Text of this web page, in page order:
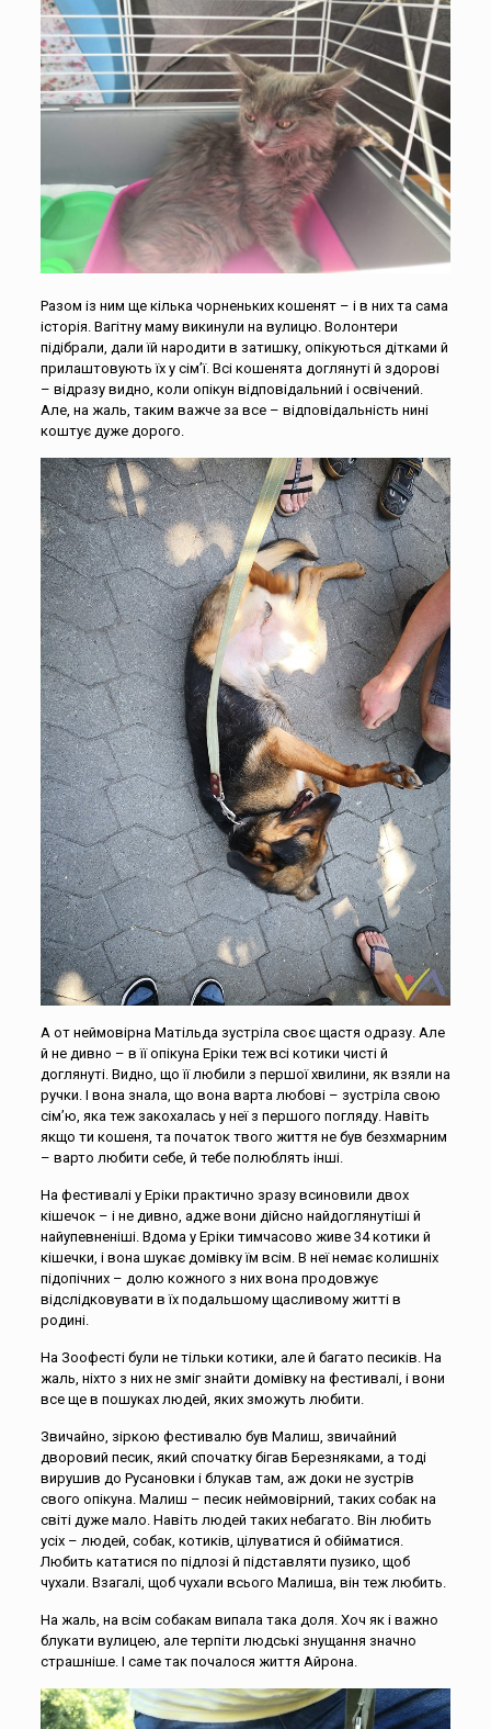
Разом із ним ще кілька чорненьких кошенят – і в них та сама
історія. Вагітну маму викинули на вулицю. Волонтери
підібрали, дали їй народити в затишку, опікуються дітками й
прилаштовують їх у сім’ї. Всі кошенята доглянуті й здорові
– відразу видно, коли опікун відповідальний і освічений.
Але, на жаль, таким важче за все – відповідальність нині
коштує дуже дорого.
А от неймовірна Матільда зустріла своє щастя одразу. Але
й не дивно – в її опікуна Еріки теж всі котики чисті й
доглянуті. Видно, що її любили з першої хвилини, як взяли на
ручки. І вона знала, що вона варта любові – зустріла свою
сім’ю, яка теж закохалась у неї з першого погляду. Навіть
якщо ти кошеня, та початок твого життя не був безхмарним
– варто любити себе, й тебе полюблять інші.
На фестивалі у Еріки практично зразу всиновили двох
кішечок – і не дивно, адже вони дійсно найдоглянутіші й
найупевненіші. Вдома у Еріки тимчасово живе 34 котики й
кішечки, і вона шукає домівку їм всім. В неї немає колишніх
підопічних – долю кожного з них вона продовжує
відслідковувати в їх подальшому щасливому житті в
родині.
На Зоофесті були не тільки котики, але й багато песиків. На
жаль, ніхто з них не зміг знайти домівку на фестивалі, і вони
все ще в пошуках людей, яких зможуть любити.
Звичайно, зіркою фестивалю був Малиш, звичайний
дворовий песик, який спочатку бігав Березняками, а тоді
вирушив до Русановки і блукав там, аж доки не зустрів
свого опікуна. Малиш – песик неймовірний, таких собак на
світі дуже мало. Навіть людей таких небагато. Він любить
усіх – людей, собак, котиків, цілуватися й обійматися.
Любить кататися по підлозі й підставляти пузико, щоб
чухали. Взагалі, щоб чухали всього Малиша, він теж любить.
На жаль, на всім собакам випала така доля. Хоч як і важно
блукати вулицею, але терпіти людські знущання значно
страшніше. І саме так почалося життя Айрона.